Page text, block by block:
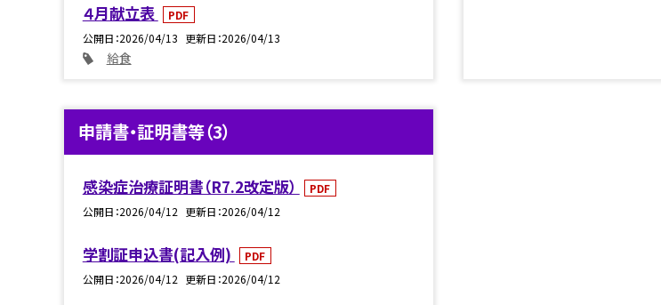
４月献立表
PDF
公開日 2026/04/13 更新日 2026/04/13
給食
申請書・証明書等（3）
感染症治療証明書（R7.2改定版）
PDF
公開日 2026/04/12 更新日 2026/04/12
学割証申込書(記入例)
PDF
公開日 2026/04/12 更新日 2026/04/12